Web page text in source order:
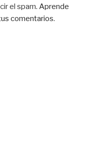
el spam. Aprende
comentarios.